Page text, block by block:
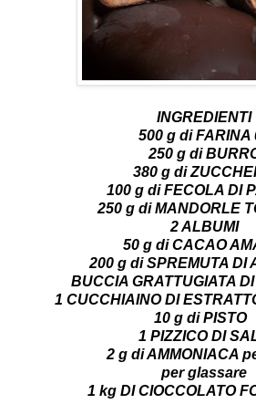
INGREDIENTI
500 g di FARINA
250 g di
380 g di
100 g di FECOLA DI
250 g di MANDORLE
2 ALBUMI
50 g di CACAO
200 g di SPREMUTA DI
BUCCIA GRATTUGIATA
1 CUCCHIAINO DI
10 g di PISTO
1 PIZZICO DI
2 g di AMMONIACA
per glassare
1 kg DI CIOCCOLATO